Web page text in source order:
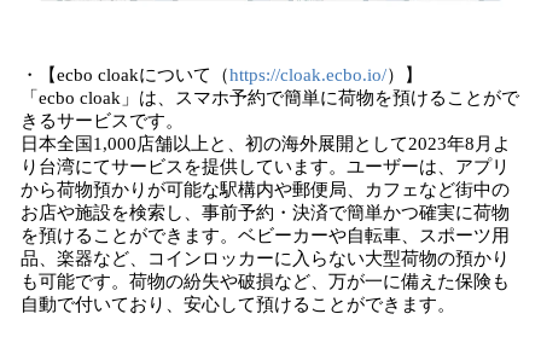
・【ecbo cloakについて（https://cloak.ecbo.io/）】
「ecbo cloak」は、スマホ予約で簡単に荷物を預けることがで
きるサービスです。
日本全国1,000店舗以上と、初の海外展開として2023年8月よ
り台湾にてサービスを提供しています。ユーザーは、アプリ
から荷物預かりが可能な駅構内や郵便局、カフェなど街中の
お店や施設を検索し、事前予約・決済で簡単かつ確実に荷物
を預けることができます。ベビーカーや自転車、スポーツ用
品、楽器など、コインロッカーに入らない大型荷物の預かり
も可能です。荷物の紛失や破損など、万が一に備えた保険も
自動で付いており、安心して預けることができます。